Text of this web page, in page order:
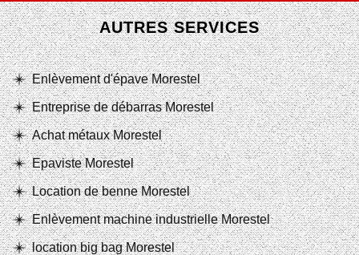
AUTRES SERVICES
Enlèvement d'épave Morestel
Entreprise de débarras Morestel
Achat métaux Morestel
Epaviste Morestel
Location de benne Morestel
Enlèvement machine industrielle Morestel
location big bag Morestel